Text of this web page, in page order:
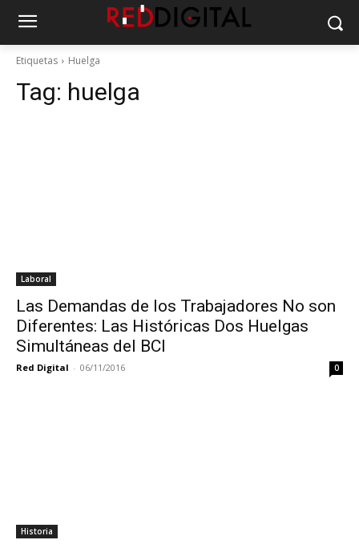
Etiquetas Huelga
Tag: huelga
Laboral
Las Demandas de los Trabajadores No son
Diferentes: Las Históricas Dos Huelgas
Simultáneas del BCI
Red Digital - 06/11/2016 0
Historia